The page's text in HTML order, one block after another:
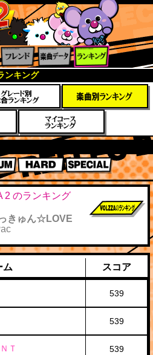
レン
楽曲デ
ータ
ング
ンキング
HARD SPECIAL
2 のランキング
きゅん☆LOVE
ム スコア
539
539
Ｔ 539